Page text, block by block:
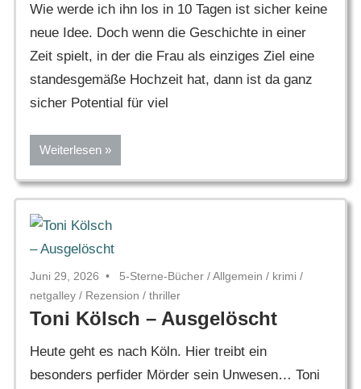
Wie werde ich ihn los in 10 Tagen ist sicher keine
neue Idee. Doch wenn die Geschichte in einer
Zeit spielt, in der die Frau als einziges Ziel eine
standesgemäße Hochzeit hat, dann ist da ganz
sicher Potential für viel
Weiterlesen
Juni 29, 2026 5-Sterne-Bücher /Allgemein / krimi /
netgalley / Rezension / thriller
Toni Kölsch – Ausgelöscht
Heute geht es nach Köln. Hier treibt ein
besonders perfider Mörder sein Unwesen… Toni